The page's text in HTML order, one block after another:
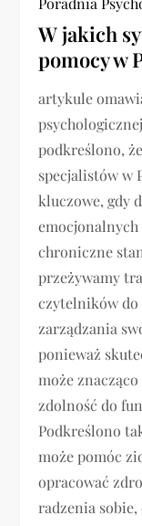
W jakich
pomocy w
artykule
podkreślono,
specjalistów w
kluczowe, gdy
chroniczne
przeżywamy
czytelników do
zarządzania
ponieważ
może
zdolność do
Podkreślono
może pomóc
opracować
radzenia